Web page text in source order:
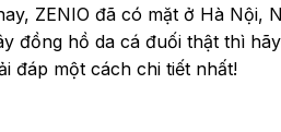
ZENIO đã có mặt ở Hà Nội,
đồng hồ da cá đuối thật thì
đáp một cách chi tiết nhất!